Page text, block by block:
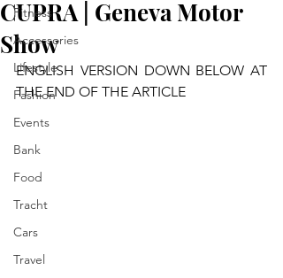
Fitness
Accessories
Lifestyle
Fashion
Events
Bank
Food
Tracht
Cars
Travel
CUPRA | Geneva Motor
Show
ENGLISH VERSION DOWN BELOW AT
THE END OF THE ARTICLE